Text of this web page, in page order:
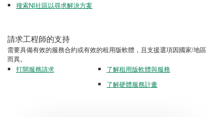
搜索NI社區以尋求解決方案
請求工程師的支持
需要具備有效的服務合約或有效的租用版軟體，且支援選項因國家/地區
而異。
打開服務請求
了解租用版軟體與服務
了解硬體服務計畫